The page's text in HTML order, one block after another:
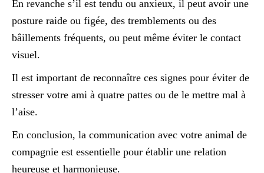
En revanche s’il est tendu ou anxieux, il peut avoir une
posture raide ou figée, des tremblements ou des
bâillements fréquents, ou peut même éviter le contact
visuel.
Il est important de reconnaître ces signes pour éviter de
stresser votre ami à quatre pattes ou de le mettre mal à
l’aise.
En conclusion, la communication avec votre animal de
compagnie est essentielle pour établir une relation
heureuse et harmonieuse.